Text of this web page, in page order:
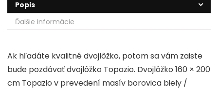
e
b
o
o
k
e
dI
n
ts
A
p
p
e
st
l s
a
e
e
Popis
Ďalšie informácie
Ak hľadáte kvalitné dvojlôžko, potom sa vám zaiste
bude pozdávať dvojlôžko Topazio. Dvojlôžko 160 × 200
cm Topazio v prevedení masív borovica biely /